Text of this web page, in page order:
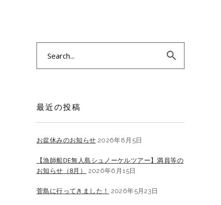
最近の投稿
お盆休みのお知らせ 2026年8月5日
【漁師船DE無人島シュノーケルツアー】満員等の
お知らせ（8月）
2026年6月15日
菅島に行ってきました！ 2026年5月23日